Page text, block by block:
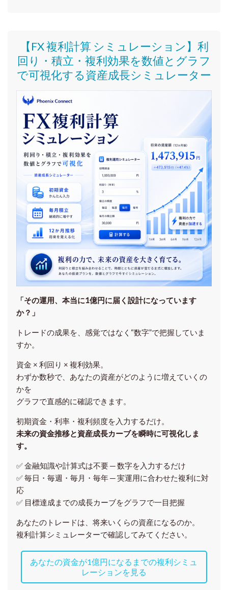
【FX 複利計算 シミュレーション】利
回り・積立・複利効果を数値とグラフ
で可視化する資産成長シミュレーター
「その運用、本当に1億円に届く設計になっています
か？」
トレードの成果を、感覚ではなく“数字”で把握していま
すか。
資金 × 利回り × 複利効果。
わずか数秒で、あなたの資産がどのように増えていくの
かを
グラフで直感的に確認できます。
初期資金・利率・複利頻度を入力するだけ。
未来の資金推移と資産成長カーブを瞬時に可視化しま
す。
✅ 金融知識や計算式は不要 ─ 数字を入力するだけ
✅ 毎日・毎週・毎月・毎年 ─ 実運用に合わせた複利に対
応
✅ 目標達成までの成長カーブをグラフで一目把握
あなたのトレードは、将来いくらの資産になるのか。
複利計算シミュレーターで確認してみてください。
あなたの資金が1億円になるまでの複利シミュ
レーションを見る